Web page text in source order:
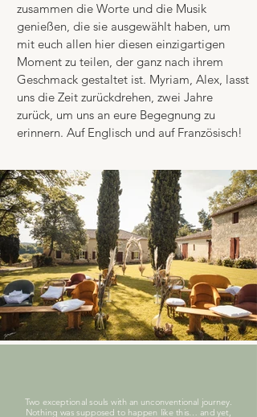
zusammen die Worte und die Musik
genießen, die sie ausgewählt haben, um
mit euch allen hier diesen einzigartigen
Moment zu teilen, der ganz nach ihrem
Geschmack gestaltet ist. Myriam, Alex, lasst
uns die Zeit zurückdrehen, zwei Jahre
zurück, um uns an eure Begegnung zu
erinnern. Auf Englisch und auf Französisch!
Two exceptional souls with an unconventional journey.
Nothing was supposed to happen like this… and yet,